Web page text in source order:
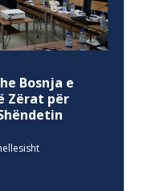
Bosnja e
Zërat për